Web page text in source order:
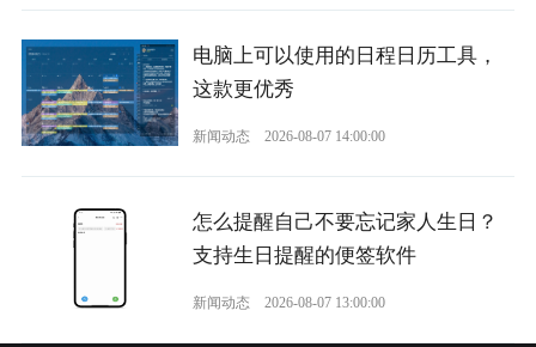
电脑上可以使用的日程日历工具，
这款更优秀
新闻动态 2026-08-07 14:00:00
怎么提醒自己不要忘记家人生日？
支持生日提醒的便签软件
新闻动态 2026-08-07 13:00:00